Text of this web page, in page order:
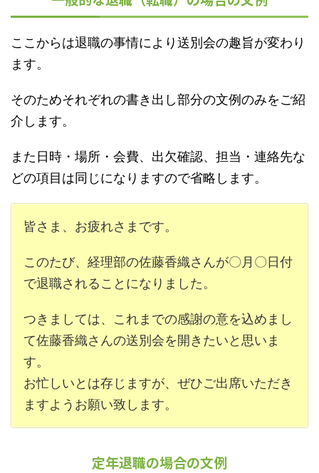
ここからは退職の事情により送別会の趣旨が変わり
ます。
そのためそれぞれの書き出し部分の文例のみをご紹
介します。
また日時・場所・会費、出欠確認、担当・連絡先な
どの項目は同じになりますので省略します。
皆さま、お疲れさまです。
このたび、経理部の佐藤香織さんが〇月〇日付
で退職されることになりました。
つきましては、これまでの感謝の意を込めまし
て佐藤香織さんの送別会を開きたいと思いま
す。
お忙しいとは存じますが、ぜひご出席いただき
ますようお願い致します。
定年退職の場合の文例